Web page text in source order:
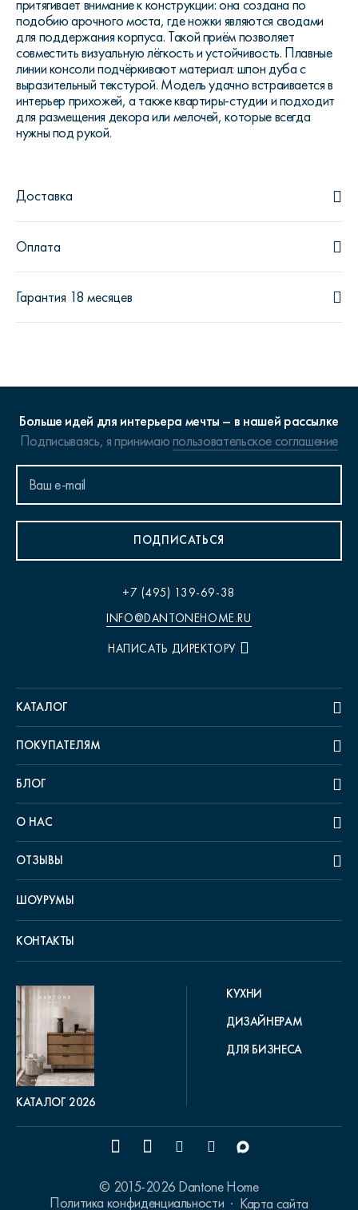
притягивает внимание к конструкции: она создана по
подобию арочного моста, где ножки являются сводами
для поддержания корпуса. Такой приём позволяет
совместить визуальную лёгкость и устойчивость. Плавные
линии консоли подчёркивают материал: шпон дуба с
выразительный текстурой. Модель удачно встраивается в
интерьер прихожей, а также квартиры-студии и подходит
для размещения декора или мелочей, которые всегда
нужны под рукой.
Доставка
Оплата
Гарантия 18 месяцев
Больше идей для интерьера мечты – в нашей рассылке
Подписываясь, я принимаюпользовательское соглашение
ПОДПИСАТЬСЯ
+7 (495) 139-69-38
INFO@DANTONEHOME.RU
НАПИСАТЬ ДИРЕКТОРУ
КАТАЛОГ
ПОКУПАТЕЛЯМ
БЛОГ
О НАС
ОТЗЫВЫ
ШОУРУМЫ
КОНТАКТЫ
КАТАЛОГ 2026
КУХНИ
ДИЗАЙНЕРАМ
ДЛЯ БИЗНЕСА
© 2015-2026 Dantone Home
Политика конфиденциальности
Карта сайта